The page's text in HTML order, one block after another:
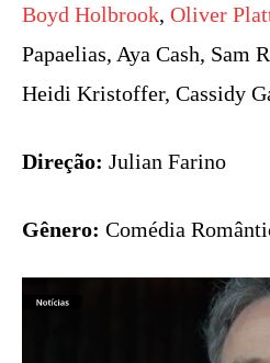
Boyd Holbrook, Oliver
Papaelias, Aya Cash, Sam
Heidi Kristoffer, Cassidy
Direção: Julian Farino
Gênero: Comédia